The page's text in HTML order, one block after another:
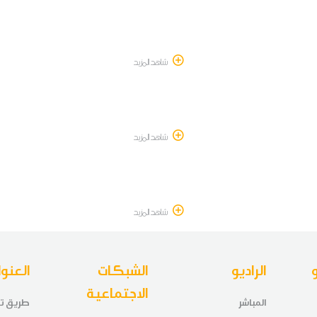
شاهد المزيد
شاهد المزيد
شاهد المزيد
الشبكات
الاجتماعية
الراديو
المباشر